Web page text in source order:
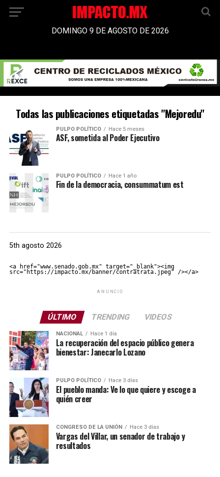
DOMINGO 9 DE AGOSTO DE 2026
Todas las publicaciones etiquetadas "Mejoredu"
PULPO POLÍTICO Hace 5 meses
ASF, sometida al Poder Ejecutivo
PULPO POLÍTICO Hace 1 año
Fin de la democracia, consummatum est
5th agosto 2026
<a href="www.senado.gob.mx" target="_blank"><img
src="https://impacto.mx/banner/contratrata.jpeg" /></a>
ANUNCIO
ÚLTIMO TRENDING VIDEOS
NACIONAL Hace 1 día
La recuperación del espacio público genera
bienestar: Janecarlo Lozano
PULPO POLÍTICO Hace 3 días
El pueblo manda: Ve lo que quiere y escoge a
quién creer
CONGRESO DE LA UNIÓN Hace 3 días
Vargas del Villar, un senador de trabajo y
resultados